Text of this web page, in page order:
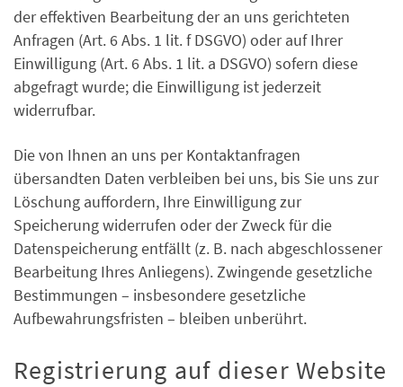
der effektiven Bearbeitung der an uns gerichteten
Anfragen (Art. 6 Abs. 1 lit. f DSGVO) oder auf Ihrer
Einwilligung (Art. 6 Abs. 1 lit. a DSGVO) sofern diese
abgefragt wurde; die Einwilligung ist jederzeit
widerrufbar.
Die von Ihnen an uns per Kontaktanfragen
übersandten Daten verbleiben bei uns, bis Sie uns zur
Löschung auffordern, Ihre Einwilligung zur
Speicherung widerrufen oder der Zweck für die
Datenspeicherung entfällt (z. B. nach abgeschlossener
Bearbeitung Ihres Anliegens). Zwingende gesetzliche
Bestimmungen – insbesondere gesetzliche
Aufbewahrungsfristen – bleiben unberührt.
Registrierung auf dieser Website